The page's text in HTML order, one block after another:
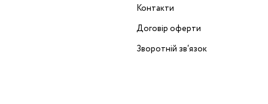
Контакти
Договір оферти
Зворотній зв‘язок